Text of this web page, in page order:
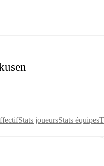
Stats joueursStats équipes